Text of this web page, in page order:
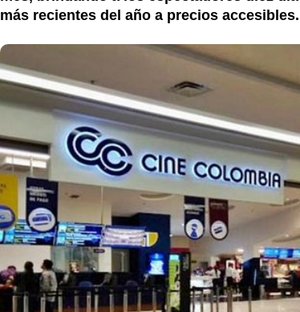
más recientes del año a precios accesibles.